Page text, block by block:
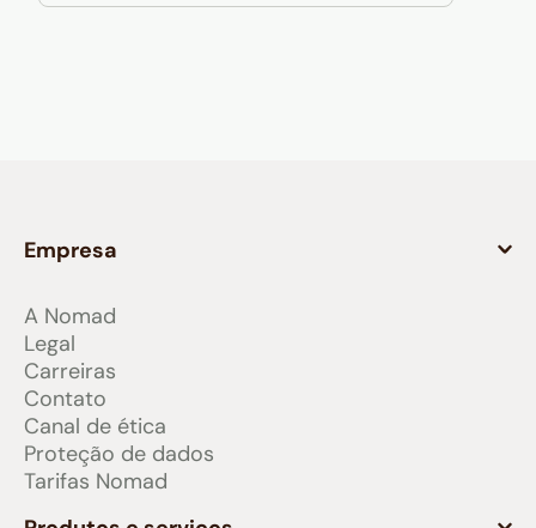
Empresa
A Nomad
Legal
Carreiras
Contato
Canal de ética
Proteção de dados
Tarifas Nomad